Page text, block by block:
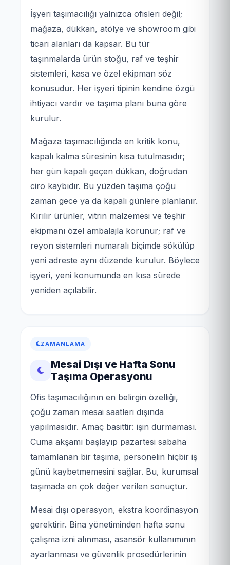
İşyeri taşımacılığı yalnızca ofisleri değil;
mağaza, dükkan, atölye ve showroom gibi
ticari alanları da kapsar. Bu tür
taşınmalarda ürün stoğu, raf ve teşhir
sistemleri, kasa ve özel ekipman söz
konusudur. Her işyeri tipinin kendine özgü
ihtiyacı vardır ve taşıma planı buna göre
kurulur.
Mağaza taşımacılığında en kritik konu,
kapalı kalma süresinin kısa tutulmasıdır;
her gün kapalı geçen dükkan, doğrudan
ciro kaybıdır. Bu yüzden taşıma çoğu
zaman gece ya da kapalı günlere planlanır.
Kırılır ürünler, vitrin malzemesi ve teşhir
ekipmanı özel ambalajla korunur; raf ve
reyon sistemleri numaralı biçimde sökülüp
yeni adreste aynı düzende kurulur. Böylece
işyeri, yeni konumunda en kısa sürede
yeniden açılabilir.
ZAMANLAMA
Mesai Dışı ve Hafta Sonu
Taşıma Operasyonu
Ofis taşımacılığının en belirgin özelliği,
çoğu zaman mesai saatleri dışında
yapılmasıdır. Amaç basittir: işin durmaması.
Cuma akşamı başlayıp pazartesi sabaha
tamamlanan bir taşıma, personelin hiçbir iş
günü kaybetmemesini sağlar. Bu, kurumsal
taşımada en çok değer verilen sonuçtur.
Mesai dışı operasyon, ekstra koordinasyon
gerektirir. Bina yönetiminden hafta sonu
çalışma izni alınması, asansör kullanımının
ayarlanması ve güvenlik prosedürlerinin